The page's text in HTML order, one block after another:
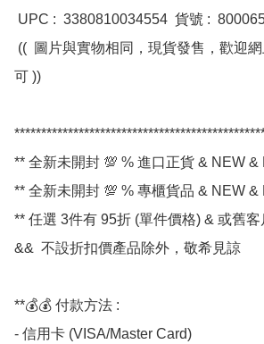
可 ))
** 全新未開封 💯 % 進口正貨 & NEW &
** 全新未開封 💯 % 專櫃貨品 & NEW &
** 任選 3件有 95折 (單件價格) & 或舊
&&  不設折扣價產品除外，敬希見諒
**💰💰 付款方法 :
- 信用卡 (VISA/Master Card)